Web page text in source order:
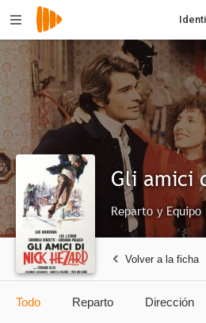
Gli amici
Reparto y Equipo
Volver a la ficha
Todo Reparto Dirección